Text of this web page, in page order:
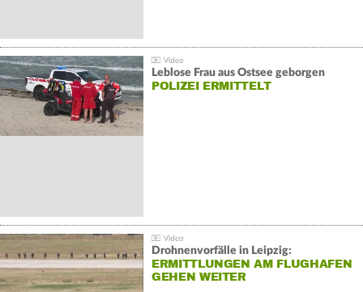
Leblose Frau aus Ostsee geborgen
POLIZEI ERMITTELT
Drohnenvorfälle in Leipzig:
ERMITTLUNGEN AM FLUGHAFEN
GEHEN WEITER